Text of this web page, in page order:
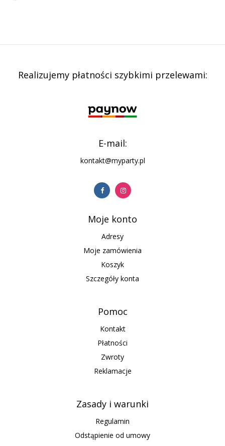
Realizujemy płatności szybkimi przelewami:
E-mail:
kontakt@myparty.pl
Moje konto
Adresy
Moje zamówienia
Koszyk
Szczegóły konta
Pomoc
Kontakt
Płatności
Zwroty
Reklamacje
Zasady i warunki
Regulamin
Odstąpienie od umowy